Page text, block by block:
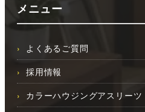
メニュー
よくあるご質問
採用情報
カラーハウジングアスリーツ